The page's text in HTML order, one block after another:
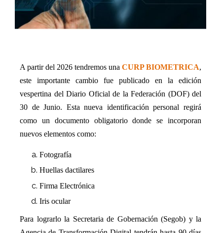
A partir del 2026 tendremos una CURP BIOMETRICA,
este importante cambio fue publicado en la edición
vespertina del Diario Oficial de la Federación (DOF) del
30 de Junio. Esta nueva identificación personal regirá
como un documento obligatorio donde se incorporan
nuevos elementos como:
Fotografía
Huellas dactilares
Firma Electrónica
Iris ocular
Para lograrlo la Secretaria de Gobernación (Segob) y la